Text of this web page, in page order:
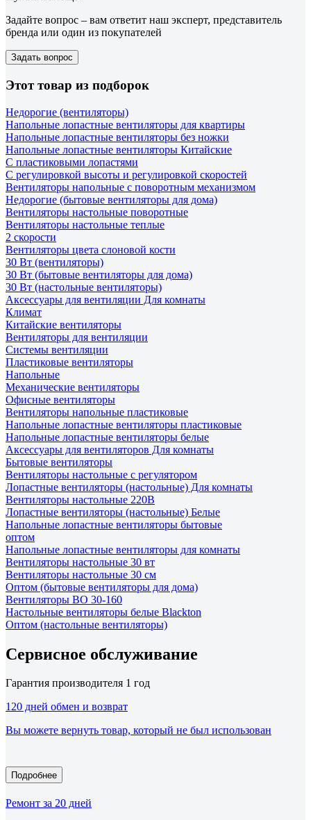
Задайте вопрос – вам ответит наш эксперт, представитель
бренда или один из покупателей
Задать вопрос
Этот товар из подборок
Недорогие (вентиляторы)
Напольные лопастные вентиляторы для квартиры
Напольные лопастные вентиляторы без ножки
Напольные лопастные вентиляторы Китайские
С пластиковыми лопастями
С регулировкой высоты и регулировкой скоростей
Вентиляторы напольные с поворотным механизмом
Недорогие (бытовые вентиляторы для дома)
Вентиляторы настольные поворотные
Вентиляторы настольные теплые
2 скорости
Вентиляторы цвета слоновой кости
30 Вт (вентиляторы)
30 Вт (бытовые вентиляторы для дома)
30 Вт (настольные вентиляторы)
Аксессуары для вентиляции Для комнаты
Климат
Китайские вентиляторы
Вентиляторы для вентиляции
Системы вентиляции
Пластиковые вентиляторы
Напольные
Механические вентиляторы
Офисные вентиляторы
Вентиляторы напольные пластиковые
Напольные лопастные вентиляторы пластиковые
Напольные лопастные вентиляторы белые
Аксессуары для вентиляторов Для комнаты
Бытовые вентиляторы
Вентиляторы настольные с регулятором
Лопастные вентиляторы (настольные) Для комнаты
Вентиляторы настольные 220В
Лопастные вентиляторы (настольные) Белые
Напольные лопастные вентиляторы бытовые
оптом
Напольные лопастные вентиляторы для комнаты
Вентиляторы настольные 30 вт
Вентиляторы настольные 30 см
Оптом (бытовые вентиляторы для дома)
Вентиляторы ВО 30-160
Настольные вентиляторы белые Blackton
Оптом (настольные вентиляторы)
Сервисное обслуживание
Гарантия производителя 1 год
120 дней обмен и возврат
Вы можете вернуть товар, который не был использован
Подробнее
Ремонт за 20 дней